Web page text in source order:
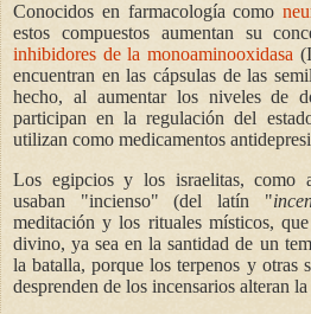
Conocidos en farmacología como
estos compuestos aumentan su
inhibidores de la monoaminooxidasa
encuentran en las cápsulas de las
hecho, al aumentar los niveles de
participan en la regulación del
utilizan como medicamentos
Los egipcios y los israelitas, como
usaban "incienso" (del latín "
meditación y los rituales místicos,
divino, ya sea en la santidad de un
la batalla, porque los terpenos y otras
desprenden de los incensarios alteran